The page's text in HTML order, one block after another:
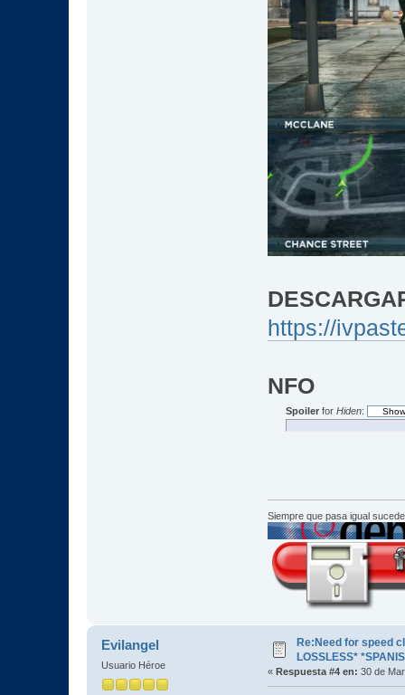
https://
NFO
Spoilerfor Hiden:
Siempre que pasa igual
Evilangel
Usuario Héroe
Re:Need for speed
LOSSLESS*
« Respuesta #4 en: 30 de